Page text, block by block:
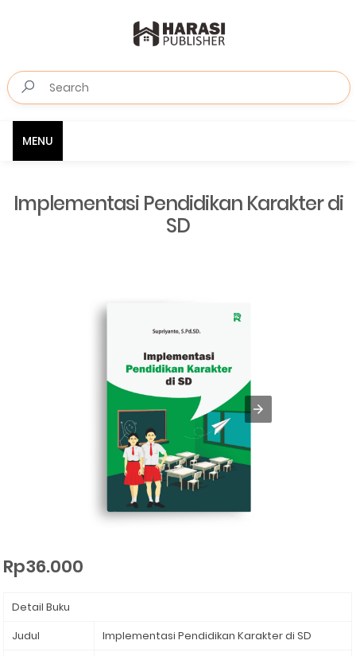
MENU
Implementasi Pendidikan Karakter di
SD
Rp36.000
Detail Buku
Judul
Implementasi Pendidikan Karakter di SD